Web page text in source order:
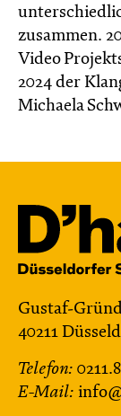
zusammen.
Video
2024 der
Michaela
Gustaf-
40211
Telefon:
E-Mail: